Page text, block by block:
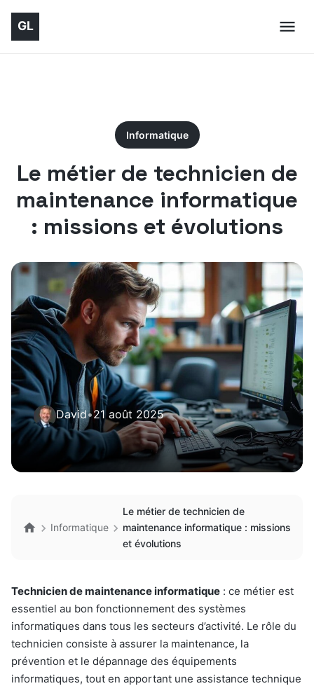
Informatique
Le métier de technicien de
maintenance informatique
: missions et évolutions
David•21 août 2025
Informatique
Le métier de technicien de
maintenance informatique : missions
et évolutions
Technicien de maintenance informatique : ce métier est
essentiel au bon fonctionnement des systèmes
informatiques dans tous les secteurs d’activité. Le rôle du
technicien consiste à assurer la maintenance, la
prévention et le dépannage des équipements
informatiques, tout en apportant une assistance technique